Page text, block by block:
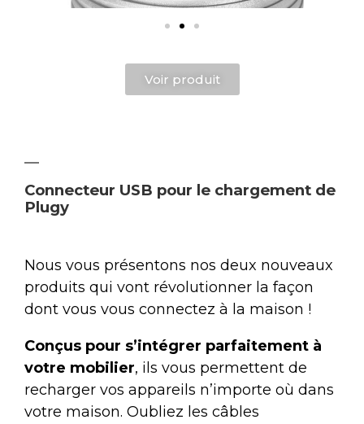
Voir produit
Connecteur USB pour le chargement de
Plugy
Nous vous présentons nos deux nouveaux
produits qui vont révolutionner la façon
dont vous vous connectez à la maison !
Conçus pour s’intégrer parfaitement à
votre mobilier, ils vous permettent de
recharger vos appareils n’importe où dans
votre maison. Oubliez les câbles